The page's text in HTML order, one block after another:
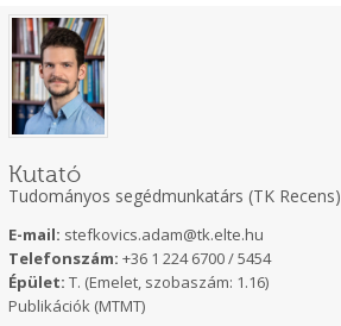
Kutató
Tudományos segédmunkatárs (TK Recens)
E-mail: stefkovics.adam@tk.elte.hu
Telefonszám: +36 1 224 6700 / 5454
Épület: T. (Emelet, szobaszám: 1.16)
Publikációk (MTMT)